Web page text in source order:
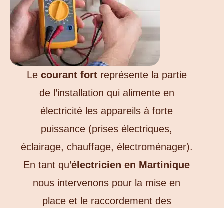
Le courant fortreprésente la partie
de l’installation qui alimente en
électricité les appareils à forte
puissance (prises électriques,
éclairage, chauffage, électroménager).
En tant qu’électricien en Martinique
nous intervenons pour la mise en
place et le raccordement des